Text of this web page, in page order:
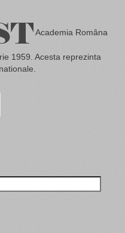
Academia Româna
1959. Acesta reprezinta